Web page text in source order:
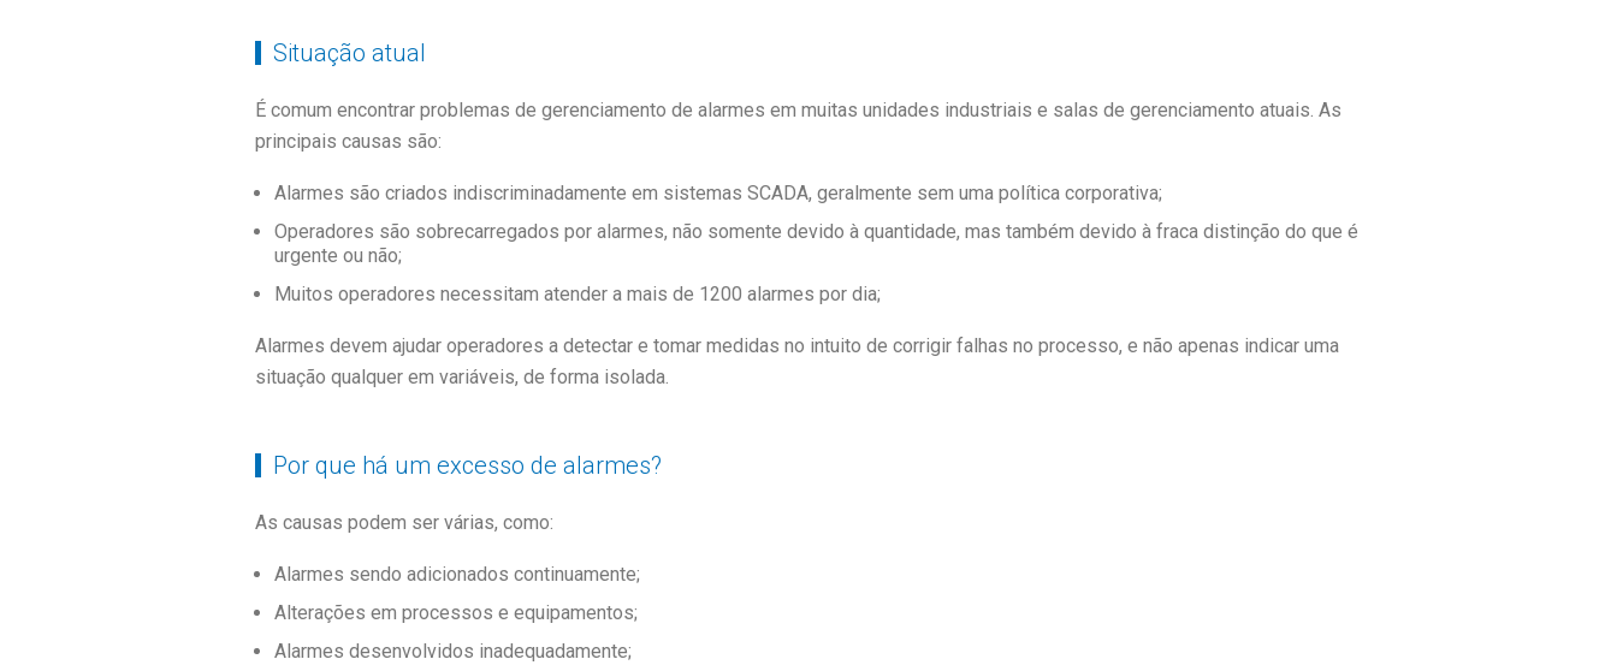
Situação atual
É comum encontrar problemas de gerenciamento de alarmes em muitas unidades industriais e salas de gerenciamento atuais. As
principais causas são:
Alarmes são criados indiscriminadamente em sistemas SCADA, geralmente sem uma política corporativa;
Operadores são sobrecarregados por alarmes, não somente devido à quantidade, mas também devido à fraca distinção do que é
urgente ou não;
Muitos operadores necessitam atender a mais de 1200 alarmes por dia;
Alarmes devem ajudar operadores a detectar e tomar medidas no intuito de corrigir falhas no processo, e não apenas indicar uma
situação qualquer em variáveis, de forma isolada.
Por que há um excesso de alarmes?
As causas podem ser várias, como:
Alarmes sendo adicionados continuamente;
Alterações em processos e equipamentos;
Alarmes desenvolvidos inadequadamente;